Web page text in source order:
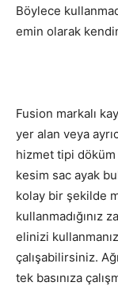
Böylece
emin olarak
Fusion markalı
yer alan veya
hizmet tipi
kesim sac ayak
kolay bir şekilde
kullanmadığınız
elinizi
çalışabilirsiniz.
tek basınıza